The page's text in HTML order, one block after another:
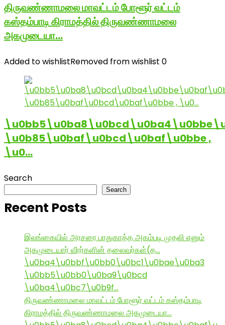
திருவண்ணாமலை மாவட்டம் போளூர் வட்டம்
கஸ்தம்பாடி கிராமத்தில் திருவண்ணாமலை
அகமுடையா…
Added to wishlistRemoved from wishlist 0
\u0b85\u0baf\u0bcd\u0baf\u0bbe ,
\u0…
Search
Search
Recent Posts
இலங்கையில் அரசரை பாதுகாத்த அகம்படி முதலி எனும்
அகமுடையார் வீரர்களின் தலைவர்கள்(த…
\u0ba4\u0bbf\u0bb0\u0bc1\u0bae\u0ba3
\u0bb5\u0bb0\u0ba9\u0bcd
\u0ba4\u0bc7\u0b9f…
திருவண்ணாமலை மாவட்டம் போளூர் வட்டம் கஸ்தம்பாடி
கிராமத்தில் திருவண்ணாமலை அகமுடையா…